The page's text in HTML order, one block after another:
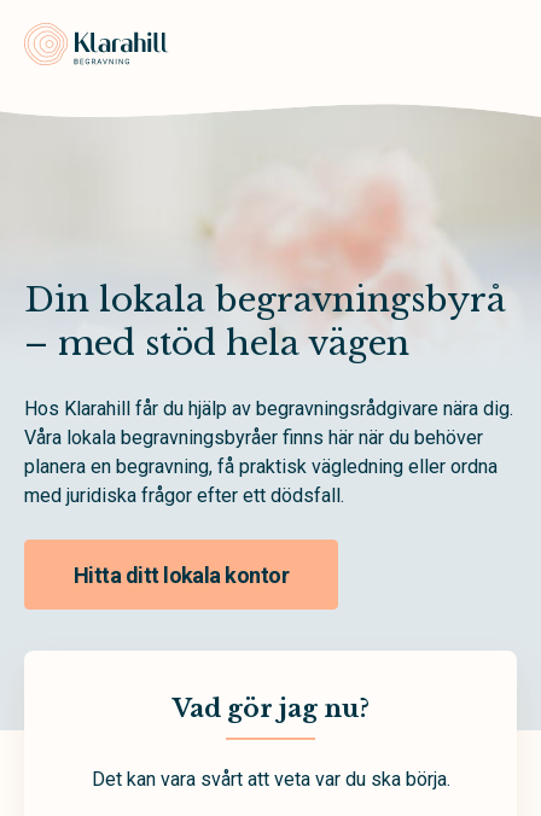
Din lokala begravningsbyrå
– med stöd hela vägen
Hos Klarahill får du hjälp av begravningsrådgivare nära dig.
Våra lokala begravningsbyråer finns här när du behöver
planera en begravning, få praktisk vägledning eller ordna
med juridiska frågor efter ett dödsfall.
Hitta ditt lokala kontor
Vad gör jag nu?
Det kan vara svårt att veta var du ska börja.